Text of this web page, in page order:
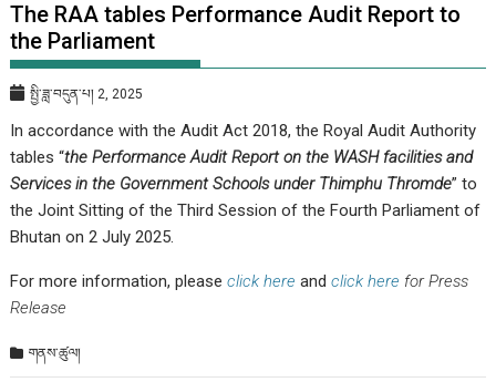
The RAA tables Performance Audit Report to
the Parliament
སྤྱི་ཟླ་བདུན་པ། 2, 2025
In accordance with the Audit Act 2018, the Royal Audit Authority
tables “the Performance Audit Report on the WASH facilities and
Services in the Government Schools under Thimphu Thromde” to
the Joint Sitting of the Third Session of the Fourth Parliament of
Bhutan on 2 July 2025.
For more information, pleaseclick here andclick here for Press
Release
གནས་ཚུལ།